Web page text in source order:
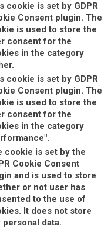
cookie is set by GDPR
Consent plugin. The
is used to store the
consent for the
in the category
cookie is set by GDPR
Consent plugin. The
is used to store the
consent for the
in the category
cookie is set by the
Cookie Consent
and is used to store
or not user has
to the use of
It does not store
personal data.